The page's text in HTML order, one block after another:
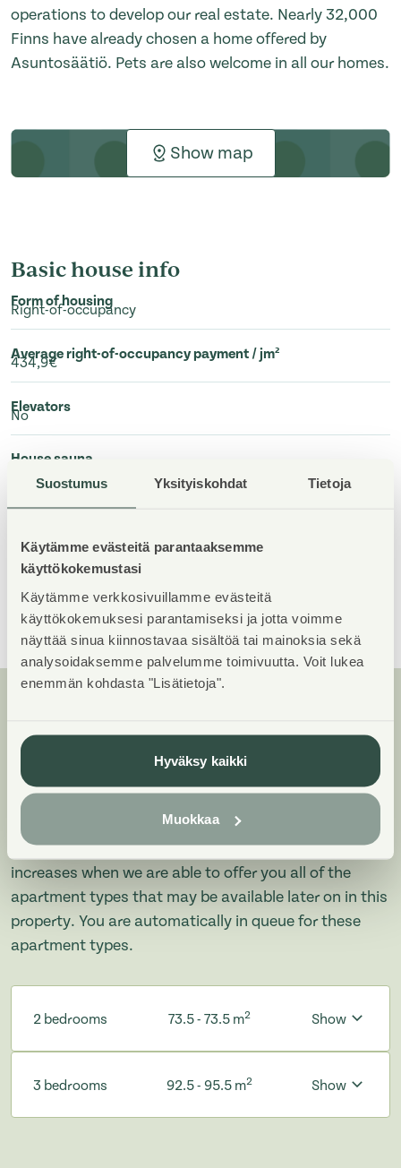
Suostumus Yksityiskohdat Tietoja
Käytämme evästeitä parantaaksemme
käyttökokemustasi
Käytämme verkkosivuillamme evästeitä
käyttökokemuksesi parantamiseksi ja jotta voimme
näyttää sinua kiinnostavaa sisältöä tai mainoksia sekä
analysoidaksemme palvelumme toimivuutta. Voit lukea
enemmän kohdasta "Lisätietoja".
Hyväksy kaikki
Muokkaa
operations to develop our real estate. Nearly 32,000
Finns have already chosen a home offered by
Asuntosäätiö. Pets are also welcome in all our homes.
Show map
Basic house info
Form of housing
Right-of-occupancy
Average right-of-occupancy payment / jm²
434,9€
Elevators
No
House sauna
Apartment count
Building count
Show All
Apartments and floor plans:
Haarniskakuja 6 ja 10, Paritalo,
Piharakennus
Add all the apartment types you want to your
application. Your opportunity to get an apartment
increases when we are able to offer you all of the
apartment types that may be available later on in this
property. You are automatically in queue for these
apartment types.
2 bedrooms 73.5 - 73.5 m2 Show
3 bedrooms 92.5 - 95.5 m2 Show